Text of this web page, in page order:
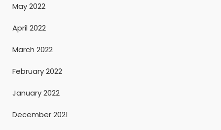
May 2022
April 2022
March 2022
February 2022
January 2022
December 2021